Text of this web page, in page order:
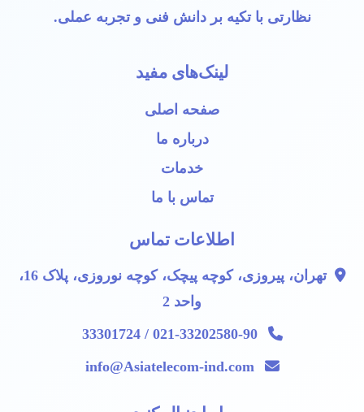
نظارتی با تکیه بر دانش فنی و تجربه عملی.
لینک‌های مفید
صفحه اصلی
درباره ما
خدمات
تماس با ما
اطلاعات تماس
تهران، پیروزی، کوچه پیچک، کوچه نوروزی، پلاک 16،
واحد 2
021-33202580-90 / 33301724